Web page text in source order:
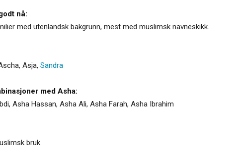
nå:
med utenlandsk bakgrunn, mest med muslimsk navneskikk.
, Asja, Sandra
med Asha:
Asha Hassan, Asha Ali, Asha Farah, Asha Ibrahim
bruk